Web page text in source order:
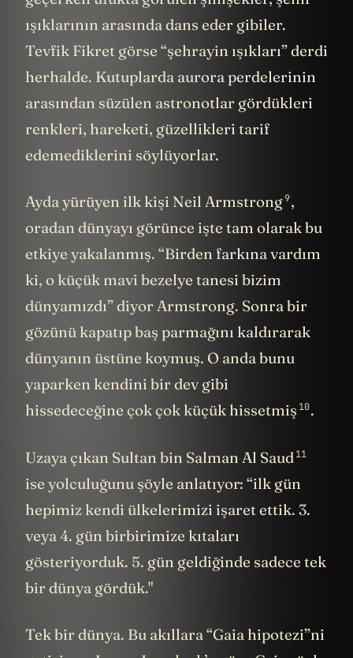
ışıklarının arasında dans eder gibiler.
Tevfik Fikret görse “şehrayin ışıkları” derdi
herhalde. Kutuplarda aurora perdelerinin
arasından süzülen astronotlar gördükleri
renkleri, hareketi, güzellikleri tarif
edemediklerini söylüyorlar.
Ayda yürüyen ilk kişi Neil Armstrong9,
oradan dünyayı görünce işte tam olarak bu
etkiye yakalanmış. “Birden farkına vardım
ki, o küçük mavi bezelye tanesi bizim
dünyamızdı” diyor Armstrong. Sonra bir
gözünü kapatıp baş parmağını kaldırarak
dünyanın üstüne koymuş. O anda bunu
yaparken kendini bir dev gibi
hissedeceğine çok çok küçük hissetmiş 10.
Uzaya çıkan Sultan bin Salman Al Saud11
ise yolculuğunu şöyle anlatıyor: “ilk gün
hepimiz kendi ülkelerimizi işaret ettik. 3.
veya 4. gün birbirimize kıtaları
gösteriyorduk. 5. gün geldiğinde sadece tek
bir dünya gördük."
Tek bir dünya. Bu akıllara “Gaia hipotezi”ni